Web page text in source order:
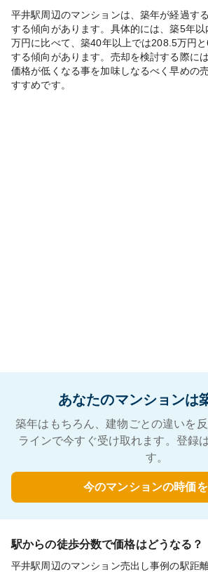
平井駅周辺のマンションは、築年が経過す
する傾向があります。具体的には、築5年
万円に比べて、築40年以上では208.5万円
する傾向があります。売却を検討する際に
価格が低くなる事を加味しなるべく早めの
すすめです。
あなたのマンションは
築年はもちろん、建物ごとの違いを
ラインで今すぐ受け取れます。登録
す。
今のマンションの時価
駅からの徒歩分数で価格はどうなる？
平井駅周辺のマンション売出し事例の駅距